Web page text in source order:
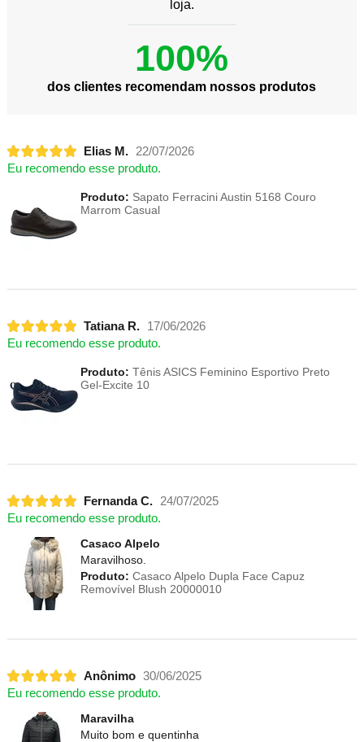
loja.
100%
dos clientes recomendam nossos produtos
Elias M.
22/07/2026
Eu recomendo esse produto.
Produto: Sapato Ferracini Austin 5168 Couro
Marrom Casual
Tatiana R.
17/06/2026
Eu recomendo esse produto.
Produto: Tênis ASICS Feminino Esportivo Preto
Gel-Excite 10
Fernanda C.
24/07/2025
Eu recomendo esse produto.
Casaco Alpelo
Maravilhoso.
Produto: Casaco Alpelo Dupla Face Capuz
Removível Blush 20000010
Anônimo 30/06/2025
Eu recomendo esse produto.
Maravilha
Muito bom e quentinha